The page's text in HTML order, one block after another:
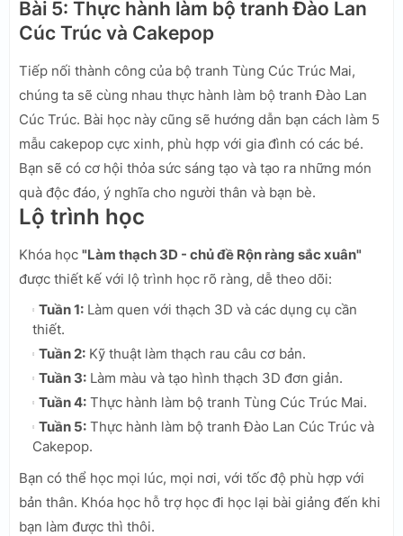
Bài 5: Thực hành làm bộ tranh Đào Lan
Cúc Trúc và Cakepop
Tiếp nối thành công của bộ tranh Tùng Cúc Trúc Mai,
chúng ta sẽ cùng nhau thực hành làm bộ tranh Đào Lan
Cúc Trúc. Bài học này cũng sẽ hướng dẫn bạn cách làm 5
mẫu cakepop cực xinh, phù hợp với gia đình có các bé.
Bạn sẽ có cơ hội thỏa sức sáng tạo và tạo ra những món
quà độc đáo, ý nghĩa cho người thân và bạn bè.
Lộ trình học
Khóa học "Làm thạch 3D - chủ đề Rộn ràng sắc xuân"
được thiết kế với lộ trình học rõ ràng, dễ theo dõi:
Tuần 1: Làm quen với thạch 3D và các dụng cụ cần
thiết.
Tuần 2: Kỹ thuật làm thạch rau câu cơ bản.
Tuần 3: Làm màu và tạo hình thạch 3D đơn giản.
Tuần 4: Thực hành làm bộ tranh Tùng Cúc Trúc Mai.
Tuần 5: Thực hành làm bộ tranh Đào Lan Cúc Trúc và
Cakepop.
Bạn có thể học mọi lúc, mọi nơi, với tốc độ phù hợp với
bản thân. Khóa học hỗ trợ học đi học lại bài giảng đến khi
bạn làm được thì thôi.